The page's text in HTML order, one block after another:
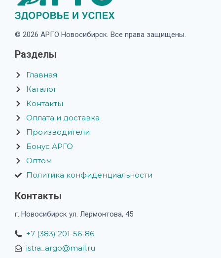
© 2026 АРГО Новосибирск. Все права защищены.
Разделы
Главная
Каталог
Контакты
Оплата и доставка
Производители
Бонус АРГО
Оптом
Политика конфиденциальности
Контакты
г. Новосибирск ул. Лермонтова, 45
+7 (383) 201-56-86
istra_argo@mail.ru